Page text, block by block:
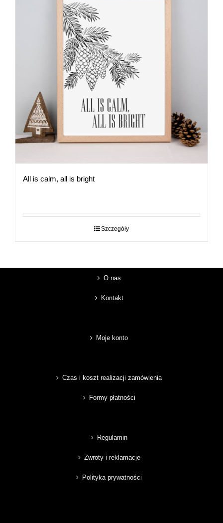
All is calm, all is bright
Szczegóły
O nas
Kontakt
Moje konto
Czas i koszt realizacji zamówienia
Formy płatności
Regulamin
Zwroty i reklamacje
Polityka prywatności